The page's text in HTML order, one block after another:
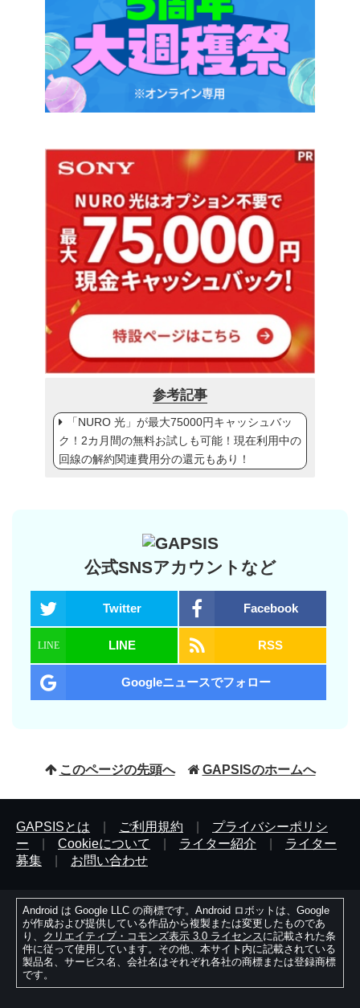
参考記事
「NURO 光」が最大75000円キャッシュバッ
ク！2カ月間の無料お試しも可能！現在利用中の
回線の解約関連費用分の還元もあり！
公式SNSアカウントなど
Twitter Facebook
LINE RSS
Googleニュースでフォロー
このページの先頭へ GAPSISのホームへ
GAPSISとは ご利用規約
プライバシーポリシ
ー
Cookieについて ライター紹介
ライター
募集
お問い合わせ
Android は Google LLC の商標です。Android ロボットは、Google
が作成および提供している作品から複製または変更したものであ
り、 クリエイティブ・コモンズ表示 3.0 ライセンスに記載された条
件に従って使用しています。その他、本サイト内に記載されている
製品名、サービス名、会社名はそれぞれ各社の商標または登録商標
です。